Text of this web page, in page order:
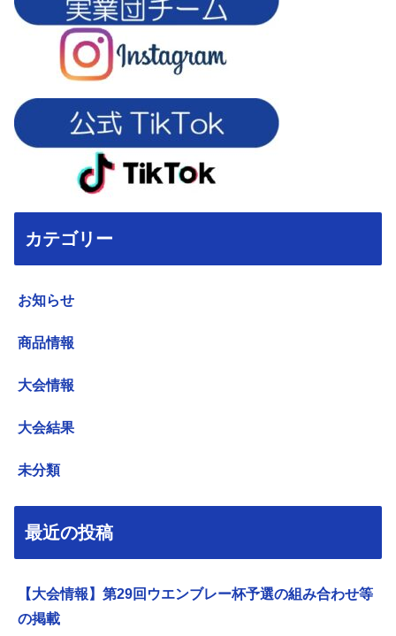
カテゴリー
お知らせ
商品情報
大会情報
大会結果
未分類
最近の投稿
【大会情報】第29回ウエンブレー杯予選の組み合わせ等
の掲載